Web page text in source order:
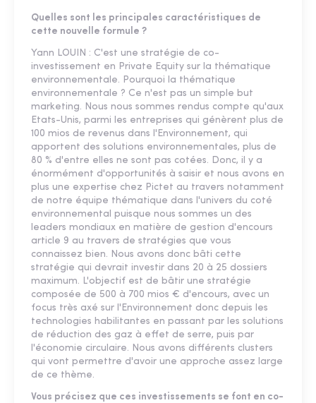
Quelles sont les principales caractéristiques de
cette nouvelle formule ?
Yann LOUIN : C'est une stratégie de co-
investissement en Private Equity sur la thématique
environnementale. Pourquoi la thématique
environnementale ? Ce n'est pas un simple but
marketing. Nous nous sommes rendus compte qu'aux
Etats-Unis, parmi les entreprises qui génèrent plus de
100 mios de revenus dans l'Environnement, qui
apportent des solutions environnementales, plus de
80 % d'entre elles ne sont pas cotées. Donc, il y a
énormément d'opportunités à saisir et nous avons en
plus une expertise chez Pictet au travers notamment
de notre équipe thématique dans l'univers du coté
environnemental puisque nous sommes un des
leaders mondiaux en matière de gestion d'encours
article 9 au travers de stratégies que vous
connaissez bien. Nous avons donc bâti cette
stratégie qui devrait investir dans 20 à 25 dossiers
maximum. L'objectif est de bâtir une stratégie
composée de 500 à 700 mios € d'encours, avec un
focus très axé sur l'Environnement donc depuis les
technologies habilitantes en passant par les solutions
de réduction des gaz à effet de serre, puis par
l'économie circulaire. Nous avons différents clusters
qui vont permettre d'avoir une approche assez large
de ce thème.
Vous précisez que ces investissements se font en co-